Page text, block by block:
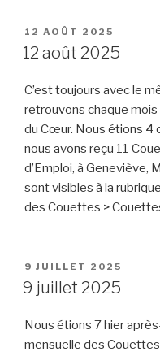
PUBLIÉ
LE
12 AOÛT 2025
12 août 2025
C’est toujours avec le
retrouvons chaque
du Cœur. Nous étions 4
nous avons reçu 11
d’Emploi, à Geneviève,
sont visibles à la
des Couettes >
PUBLIÉ
LE
9 JUILLET 2025
9 juillet 2025
Nous étions 7 hier
mensuelle des